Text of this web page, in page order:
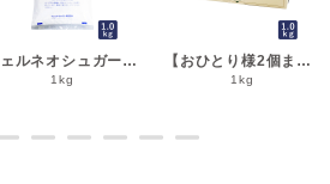
ウェルネオシュガー 粉糖NZ-1S 1kg 粉砂糖__
1kg
【おひとり様2個まで】よつ葉 北海道十勝クリームチーズ（B） 1kg チーズ よつば__
1kg
● ● ● ● ●